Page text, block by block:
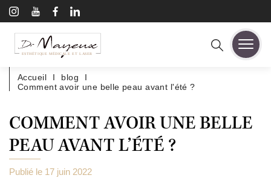
ESTHÉTIQUE MÉDICALE ET LASER
RECHERCHE :
Accueil I blog
I
Comment avoir une belle peau avant l'été ?
COMMENT AVOIR UNE BELLE
PEAU AVANT L’ÉTÉ ?
Publié le 17 juin 2022